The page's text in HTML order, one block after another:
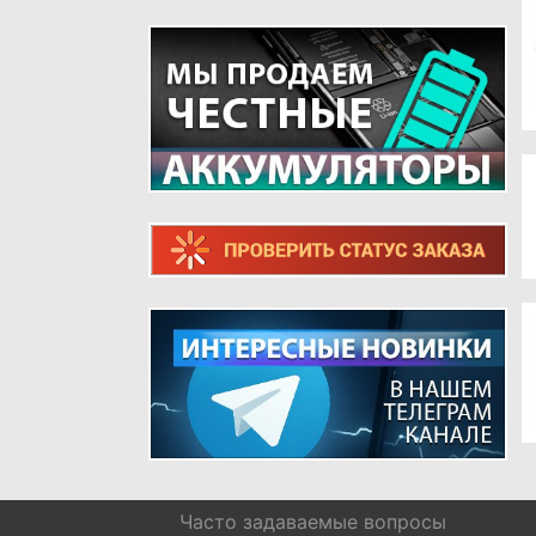
ШЛЕЙФЫ ДЛЯ РЕТРО ТЕЛЕФОНОВ
Часто задаваемые вопросы